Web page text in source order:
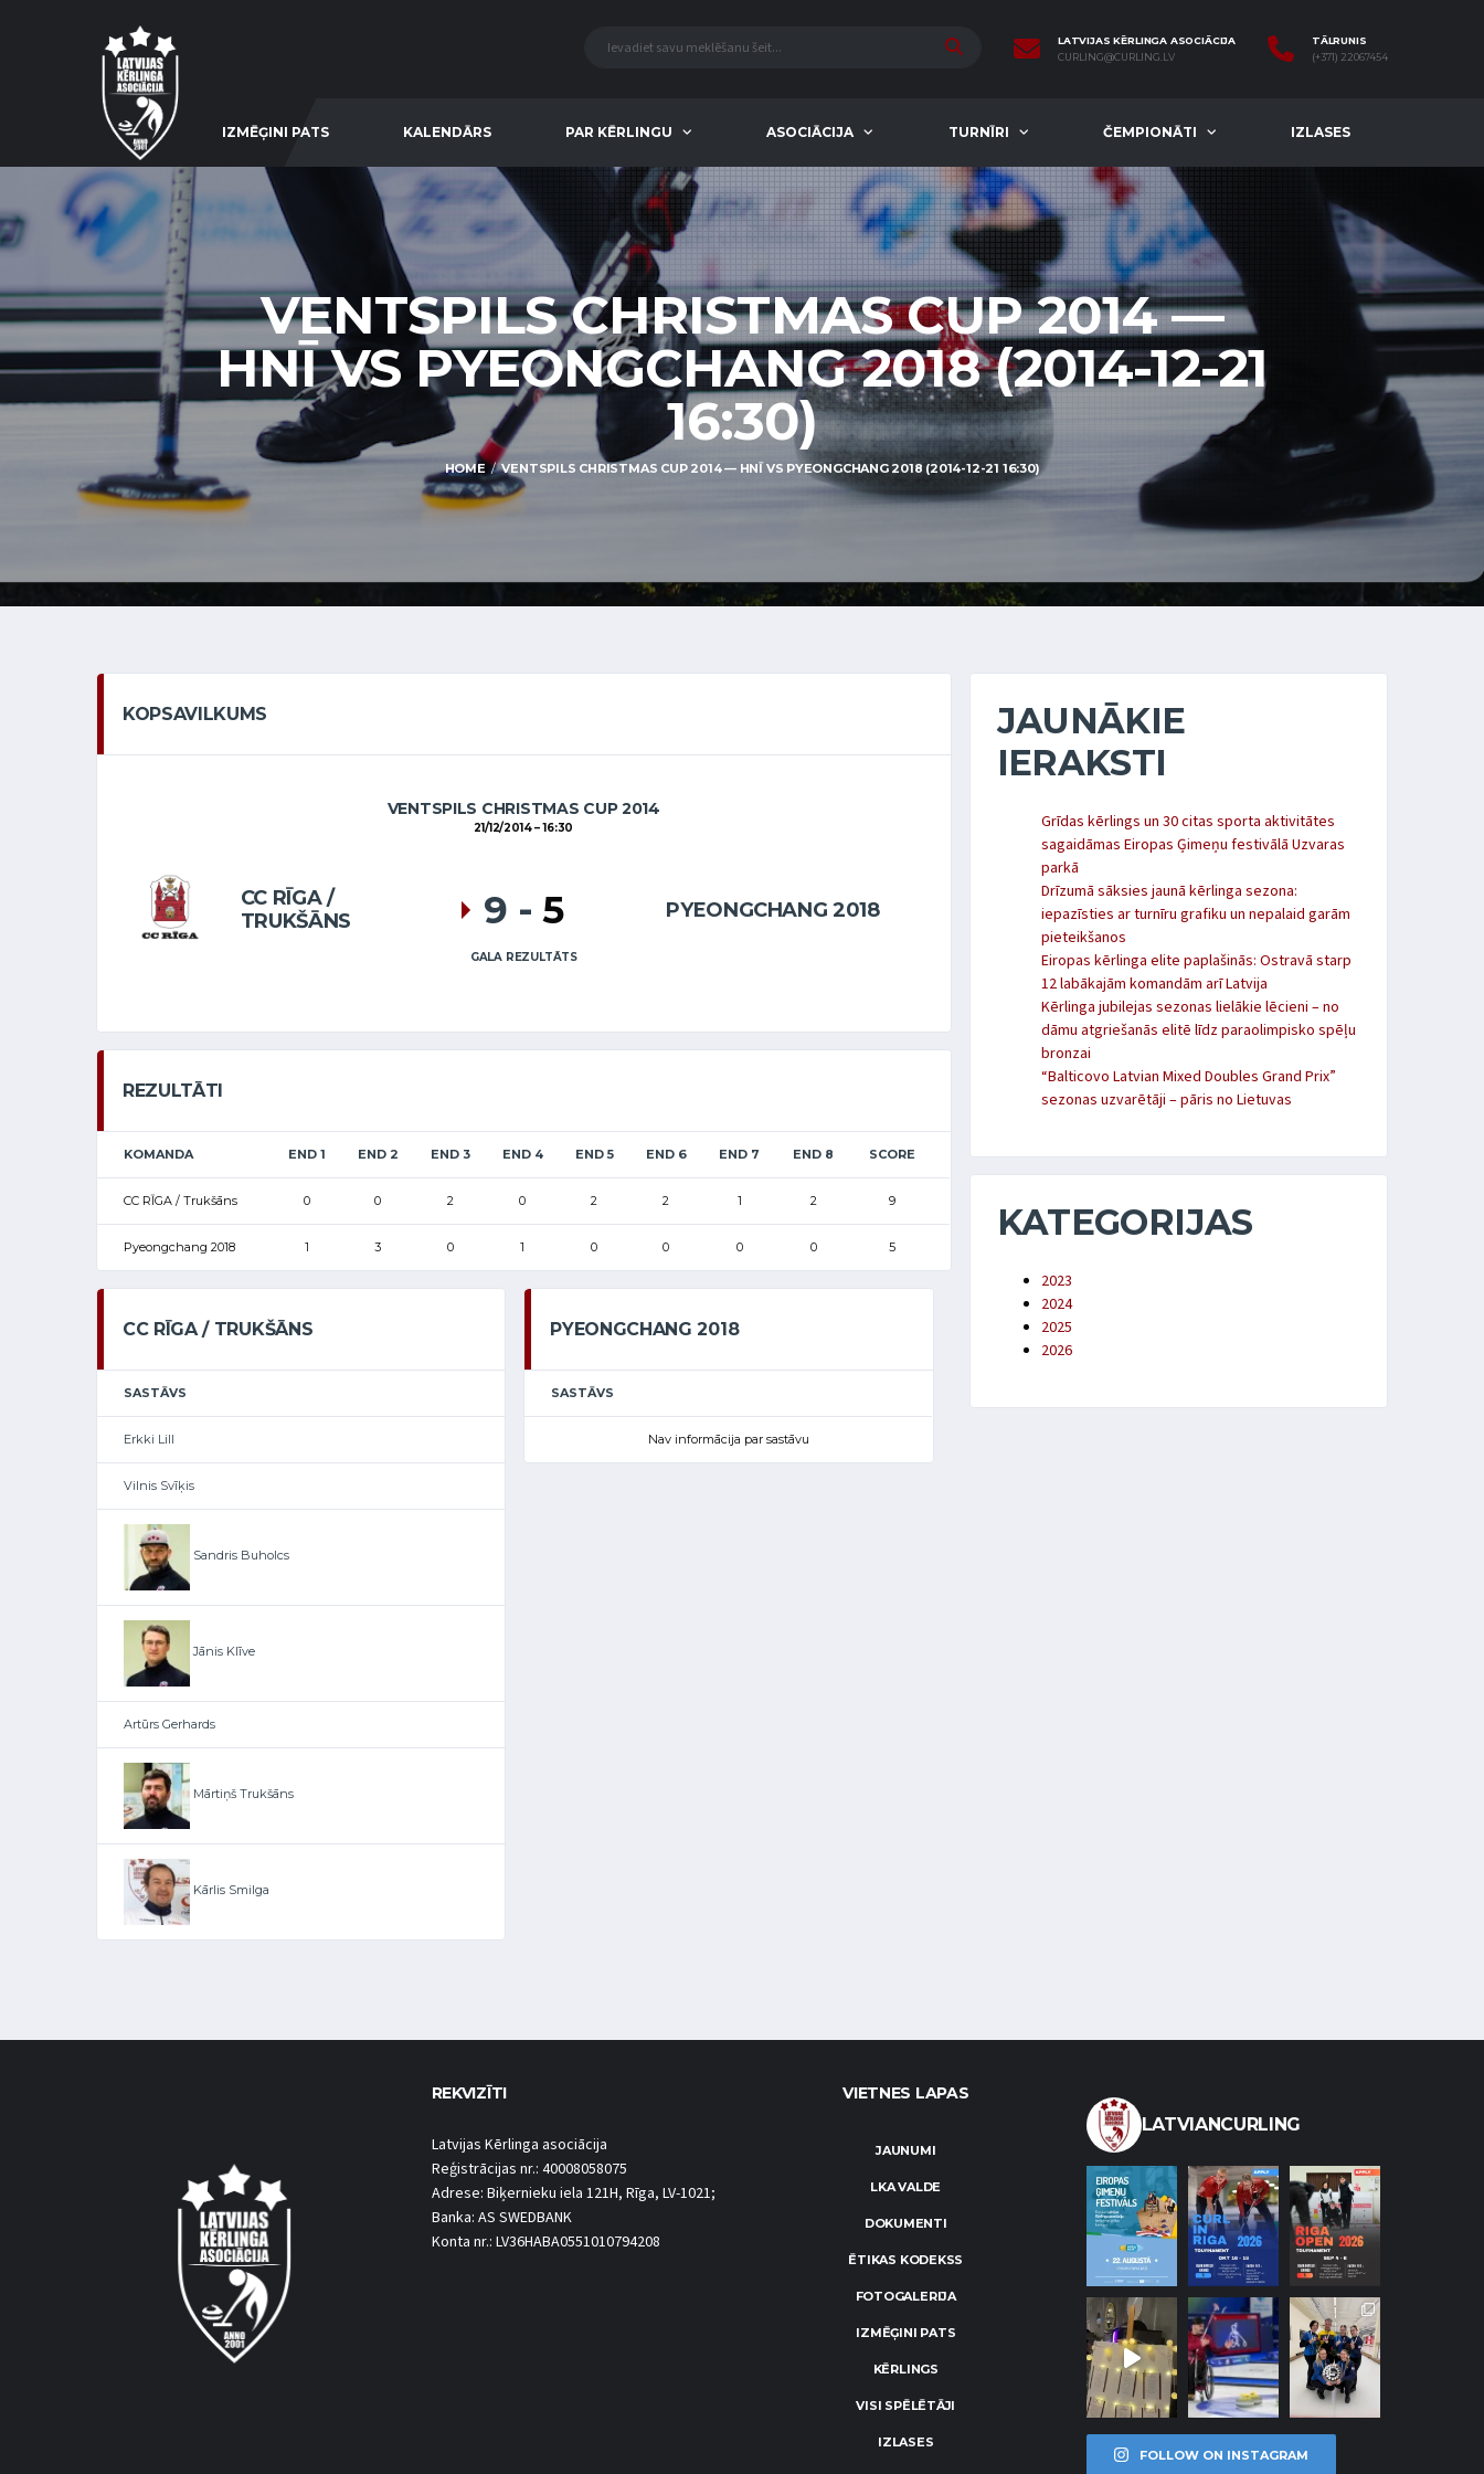
LATVIJAS KĒRLINGA ASOCIĀCIJA
CURLING@CURLING.LV
TĀLRUNIS
(+371) 22067454
IZMĒĢINI PATS KALENDĀRS PAR KĒRLINGU ASOCIĀCIJA TURNĪRI ČEMPIONĀTI IZLASES
VENTSPILS CHRISTMAS CUP 2014 —
HNĪ VS PYEONGCHANG 2018 (2014-12-21
16:30)
HOME VENTSPILS CHRISTMAS CUP 2014 — HNĪ VS PYEONGCHANG 2018 (2014-12-21 16:30)
KOPSAVILKUMS
VENTSPILS CHRISTMAS CUP 2014
21/12/2014 16:30
CC RĪGA /
TRUKŠĀNS
PYEONGCHANG 2018
9 - 5
GALA REZULTĀTS
REZULTĀTI
KOMANDA END 1 END 2 END 3 END 4 END 5 END 6 END 7 END 8 SCORE
CC RĪGA / Trukšāns 0 0 2 0 2 2 1 2 9
Pyeongchang 2018 1 3 0 1 0 0 0 0 5
CC RĪGA / TRUKŠĀNS
SASTĀVS
Erkki Lill
Vilnis Svīķis
Sandris Buholcs
Jānis Klīve
Artūrs Gerhards
Mārtiņš Trukšāns
Kārlis Smilga
PYEONGCHANG 2018
SASTĀVS
Nav informācija par sastāvu
JAUNĀKIE
IERAKSTI
Grīdas kērlings un 30 citas sporta aktivitātes
sagaidāmas Eiropas Ģimeņu festivālā Uzvaras
parkā
Drīzumā sāksies jaunā kērlinga sezona:
iepazīsties ar turnīru grafiku un nepalaid garām
pieteikšanos
Eiropas kērlinga elite paplašinās: Ostravā starp
12 labākajām komandām arī Latvija
Kērlinga jubilejas sezonas lielākie lēcieni – no
dāmu atgriešanās elitē līdz paraolimpisko spēļu
bronzai
“Balticovo Latvian Mixed Doubles Grand Prix”
sezonas uzvarētāji – pāris no Lietuvas
KATEGORIJAS
2023
2024
2025
2026
REKVIZĪTI
Latvijas Kērlinga asociācija
Reģistrācijas nr.: 40008058075
Adrese: Biķernieku iela 121H, Rīga, LV-1021;
Banka: AS SWEDBANK
Konta nr.: LV36HABA0551010794208
VIETNES LAPAS
JAUNUMI
LKA VALDE
DOKUMENTI
ĒTIKAS KODEKSS
FOTOGALERIJA
IZMĒĢINI PATS
KĒRLINGS
VISI SPĒLĒTĀJI
IZLASES
LATVIANCURLING
FOLLOW ON INSTAGRAM